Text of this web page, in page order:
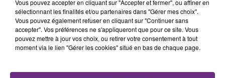
Vous pouvez accepter en cliquant sur "Accepter et fermer", ou affiner en
sélectionnant les finalités et/ou partenaires dans "Gérer mes choix".
Vous pouvez également refuser en cliquant sur "Continuer sans
accepter". Vos préférences ne s'appliqueront que pour ce site. Vous
pouvez mettre à jour vos choix, ou retirer votre consentement à tout
moment via le lien "Gérer les cookies" situé en bas de chaque page.